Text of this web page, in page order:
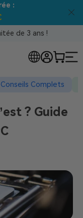
:
de 3 ans !
Conseils Complets
? Guide